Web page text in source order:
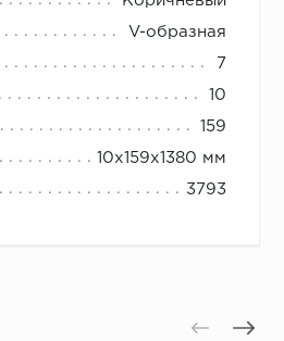
V-образная
7
10
159
10х159х1380 мм
3793